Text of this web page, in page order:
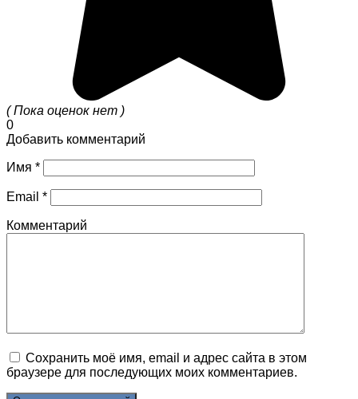
( Пока оценок нет )
0
Добавить комментарий
Имя *
Email *
Комментарий
Сохранить моё имя, email и адрес сайта в этом
браузере для последующих моих комментариев.